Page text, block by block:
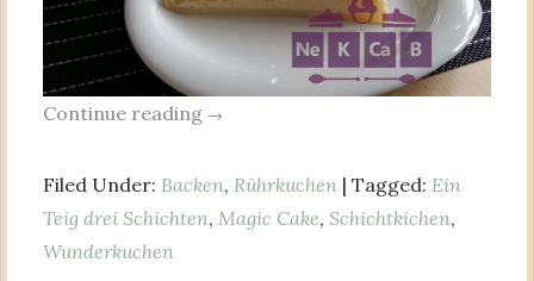
Continue reading →
Filed Under: Backen, Rührkuchen | Tagged: Ein
Teig drei Schichten, Magic Cake, Schichtkichen,
Wunderkuchen